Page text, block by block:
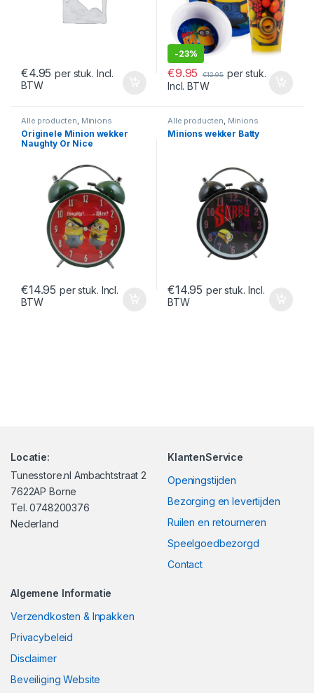
€4.95 per stuk. Incl.
BTW
-23%
€9.95 €12.95 per stuk.
Incl. BTW
Alle producten, Minions
Originele Minion wekker
Naughty Or Nice
€14.95 per stuk. Incl.
BTW
Alle producten, Minions
Minions wekker Batty
€14.95 per stuk. Incl.
BTW
Locatie:
Tunesstore.nl Ambachtstraat 2
7622AP Borne
Tel. 0748200376
Nederland
KlantenService
Openingstijden
Bezorging en levertijden
Ruilen en retourneren
Speelgoedbezorgd
Contact
Algemene Informatie
Verzendkosten & Inpakken
Privacybeleid
Disclaimer
Beveiliging Website